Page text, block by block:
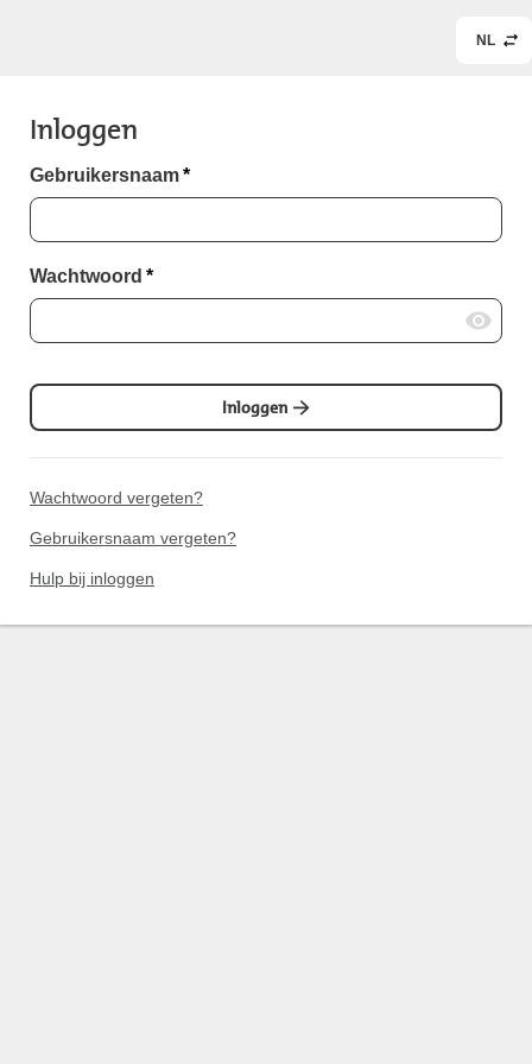
NL
Inloggen
Gebruikersnaam*
Wachtwoord *
Inloggen
Wachtwoord vergeten?
Gebruikersnaam vergeten?
Hulp bij inloggen